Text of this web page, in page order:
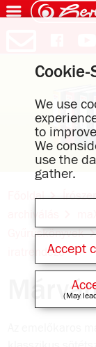
Főoldal
Gyűrűskönyvek
iratrendező
Az emelőkaros
We use
to
We
use the
gather.
Accept
(May